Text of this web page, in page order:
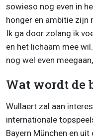
sowieso nog even in
honger en ambitie zijn
Ik ga door zolang ik
en het lichaam mee
nog wel even
Wat wordt de
Wullaert zal aan
internationale
Bayern München en